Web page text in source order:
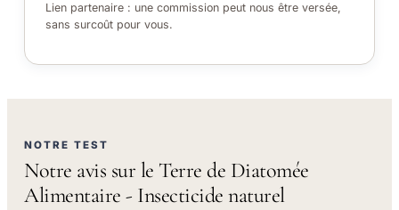
Lien partenaire : une commission peut nous être versée,
sans surcoût pour vous.
NOTRE TEST
Notre avis sur le Terre de Diatomée
Alimentaire - Insecticide naturel